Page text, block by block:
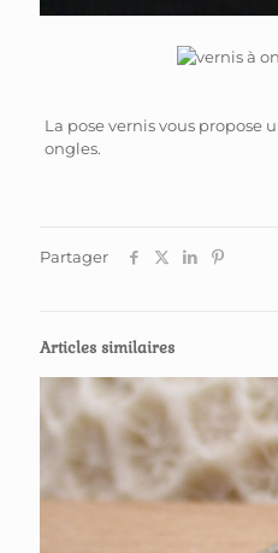
La pose vernis vous propose
ongles.
Partager
Articles similaires